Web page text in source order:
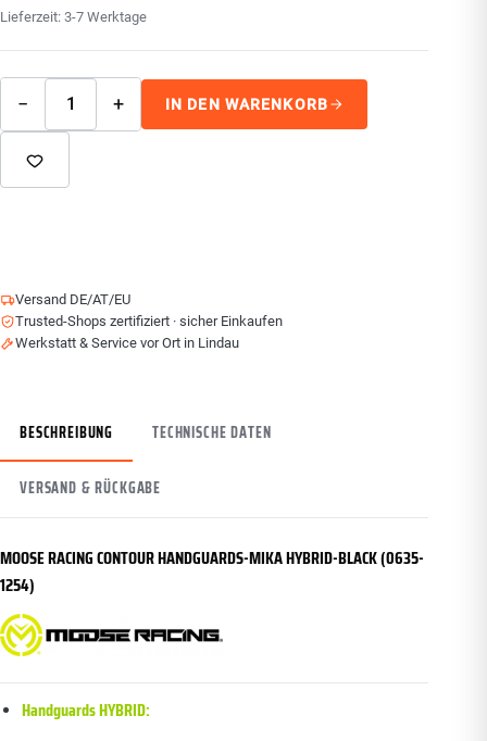
Lieferzeit: 3-7 Werktage
− + IN DEN WARENKORB
Versand DE/AT/EU
Trusted-Shops zertifiziert · sicher Einkaufen
Werkstatt & Service vor Ort in Lindau
BESCHREIBUNG TECHNISCHE DATEN
VERSAND & RÜCKGABE
MOOSE RACING CONTOUR HANDGUARDS-MIKA HYBRID-BLACK (0635-
1254)
Handguards HYBRID: